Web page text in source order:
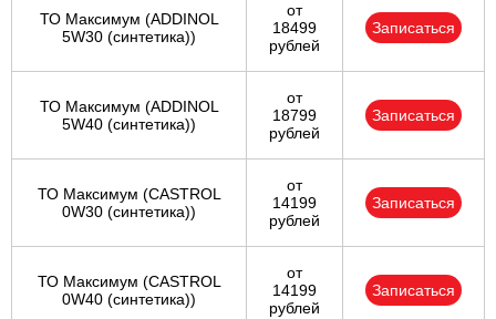
ТО Максимум (ADDINOL
5W30 (синтетика))
от
18499
рублей
Записаться
ТО Максимум (ADDINOL
5W40 (синтетика))
от
18799
рублей
Записаться
ТО Максимум (CASTROL
0W30 (синтетика))
от
14199
рублей
Записаться
ТО Максимум (CASTROL
0W40 (синтетика))
от
14199
рублей
Записаться